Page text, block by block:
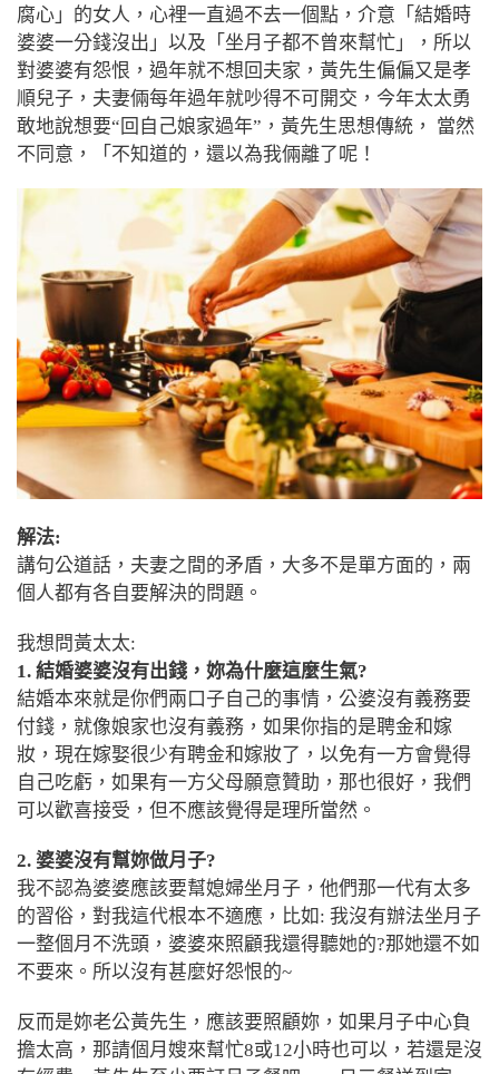
腐心」的女人，心裡一直過不去一個點，介意「結婚時
婆婆一分錢沒出」以及「坐月子都不曾來幫忙」，所以
對婆婆有怨恨，過年就不想回夫家，黃先生偏偏又是孝
順兒子，夫妻倆每年過年就吵得不可開交，今年太太勇
敢地說想要“回自己娘家過年”，黃先生思想傳統， 當然
不同意，「不知道的，還以為我倆離了呢！
解法:
講句公道話，夫妻之間的矛盾，大多不是單方面的，兩
個人都有各自要解決的問題。
我想問黃太太:
1. 結婚婆婆沒有出錢，妳為什麼這麼生氣?
結婚本來就是你們兩口子自己的事情 ，公婆沒有義務要
付錢，就像娘家也沒有義務，如果你指的是聘金和嫁
妝，現在嫁娶很少有聘金和嫁妝了，以免有一方會覺得
自己吃虧，如果有一方父母願意贊助，那也很好，我們
可以歡喜接受，但不應該覺得是理所當然。
2. 婆婆沒有幫妳做月子?
我不認為婆婆應該要幫媳婦坐月子 ，他們那一代有太多
的習俗，對我這代根本不適應，比如: 我沒有辦法坐月子
一整個月不洗頭，婆婆來照顧我還得聽她的?那她還不如
不要來。所以沒有甚麼好怨恨的~
反而是妳老公黃先生 ，應該要照顧妳，如果月子中心負
擔太高，那請個月嫂來幫忙8或12小時也可以，若還是沒